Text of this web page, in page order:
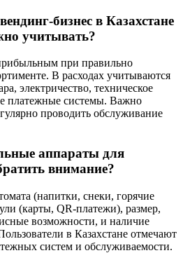
бизнес в Казахстане
учитывать?
при правильно
В расходах учитываются
электричество, техническое
платежные системы. Важно
проводить обслуживание
аппараты для
внимание?
(напитки, снеки, горячие
(карты, QR-платежи), размер,
возможности, и наличие
в Казахстане отмечают
систем и обслуживаемости.